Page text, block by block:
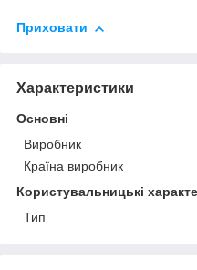
Приховати
Характеристики
Основні
Виробник
Країна виробник
Користувальницькі
Тип